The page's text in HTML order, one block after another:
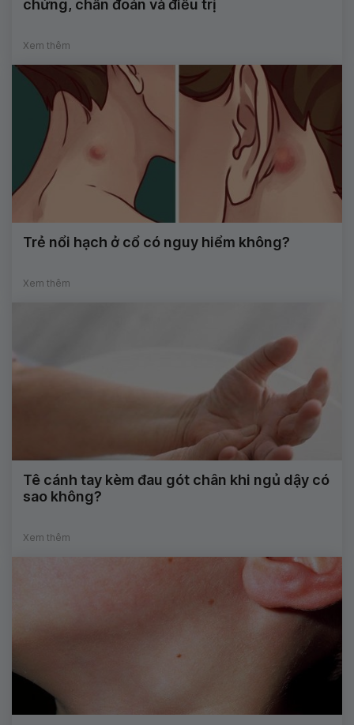
chứng, chẩn đoán và điều trị
Xem thêm
Trẻ nổi hạch ở cổ có nguy hiểm không?
Xem thêm
Tê cánh tay kèm đau gót chân khi ngủ dậy có
sao không?
Xem thêm